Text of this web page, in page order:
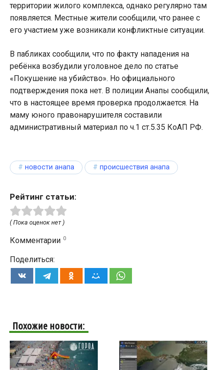
территории жилого комплекса, однако регулярно там
появляется. Местные жители сообщили, что ранее с
его участием уже возникали конфликтные ситуации.
В пабликах сообщили, что по факту нападения на
ребёнка возбудили уголовное дело по статье
«Покушение на убийство». Но официального
подтверждения пока нет. В полиции Анапы сообщили,
что в настоящее время проверка продолжается. На
маму юного правонарушителя составили
административный материал по ч.1 ст.5.35 КоАП РФ.
новости анапа происшествия анапа
Рейтинг статьи:
( Пока оценок нет )
Комментарии 0
Поделиться:
Похожие новости: